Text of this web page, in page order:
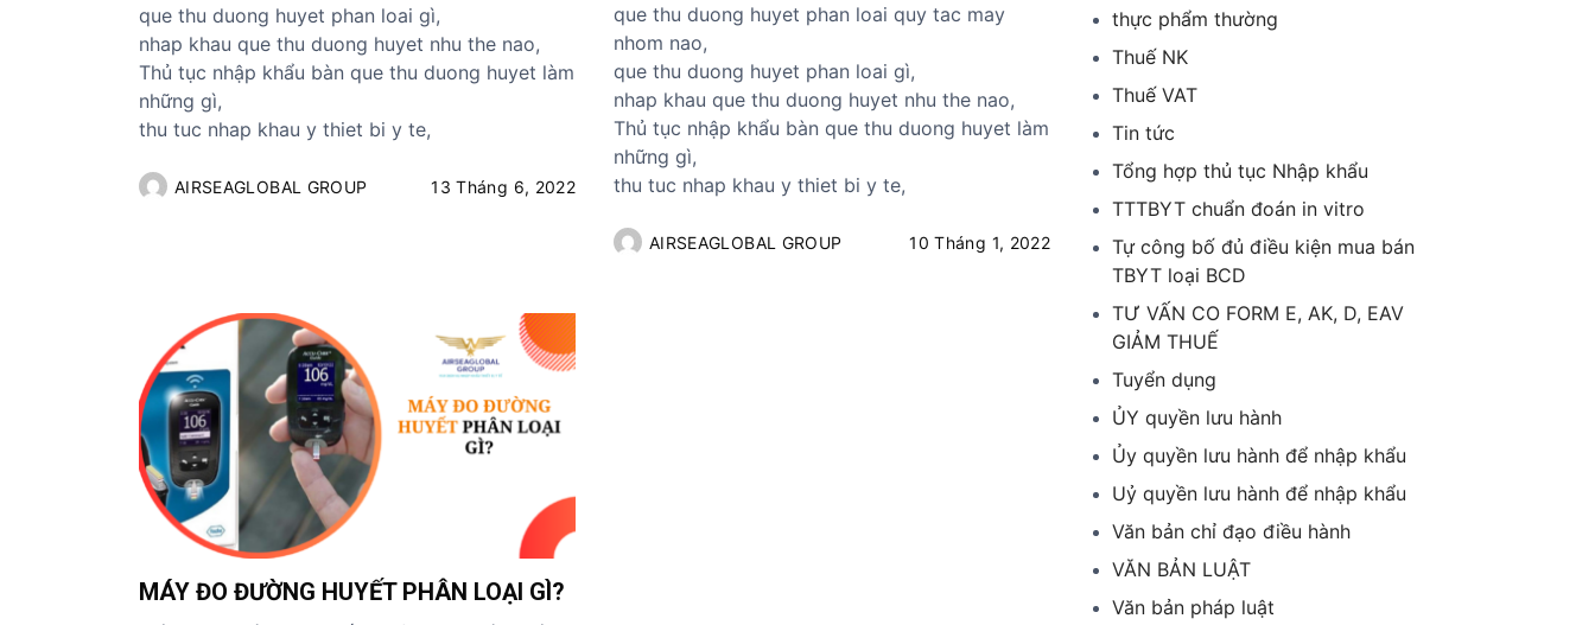
que thu duong huyet phan loai gì,
nhap khau que thu duong huyet nhu the nao,
Thủ tục nhập khẩu bàn que thu duong huyet làm
những gì,
thu tuc nhap khau y thiet bi y te,
AIRSEAGLOBAL GROUP 13 Tháng 6, 2022
que thu duong huyet phan loai quy tac may
nhom nao,
que thu duong huyet phan loai gì,
nhap khau que thu duong huyet nhu the nao,
Thủ tục nhập khẩu bàn que thu duong huyet làm
những gì,
thu tuc nhap khau y thiet bi y te,
AIRSEAGLOBAL GROUP 10 Tháng 1, 2022
MÁY ĐO ĐƯỜNG HUYẾT PHÂN LOẠI GÌ?
thực phẩm thường
Thuế NK
Thuế VAT
Tin tức
Tổng hợp thủ tục Nhập khẩu
TTTBYT chuẩn đoán in vitro
Tự công bố đủ điều kiện mua bán
TBYT loại BCD
TƯ VẤN CO FORM E, AK, D, EAV
GIẢM THUẾ
Tuyển dụng
ỦY quyền lưu hành
Ủy quyền lưu hành để nhập khẩu
Uỷ quyền lưu hành để nhập khẩu
Văn bản chỉ đạo điều hành
VĂN BẢN LUẬT
Văn bản pháp luật